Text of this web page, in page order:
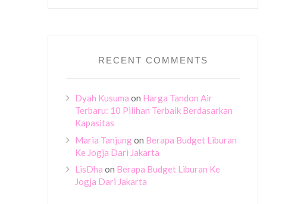
RECENT COMMENTS
Dyah Kusuma on Harga Tandon Air
Terbaru: 10 Pilihan Terbaik Berdasarkan
Kapasitas
Maria Tanjungon Berapa Budget Liburan
Ke Jogja Dari Jakarta
LisDha on Berapa Budget Liburan Ke
Jogja Dari Jakarta